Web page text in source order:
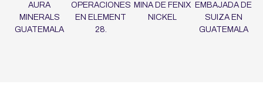
AURA
MINERALS
GUATEMALA
OPERACIONES
EN ELEMENT
28.
MINA DE FENIX
NICKEL
EMBAJADA DE
SUIZA EN
GUATEMALA